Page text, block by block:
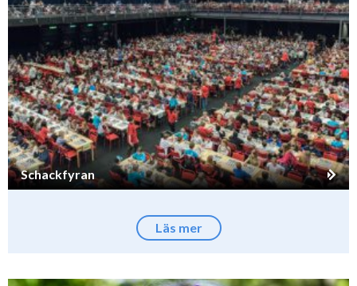
Schackfyran
Läs mer